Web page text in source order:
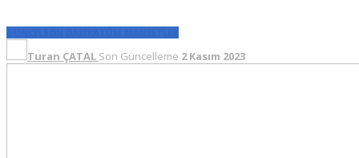
Turan ÇATAL Son Güncelleme 2 Kasım 2023